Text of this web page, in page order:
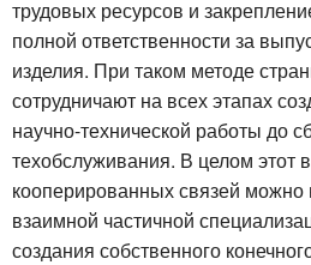
трудовых ресурсов и
полной ответственности за
изделия. При таком методе
сотрудничают на всех этапах
научно-технической работы до
техобслуживания. В целом этот
кооперированных связей можно
взаимной частичной
создания собственного